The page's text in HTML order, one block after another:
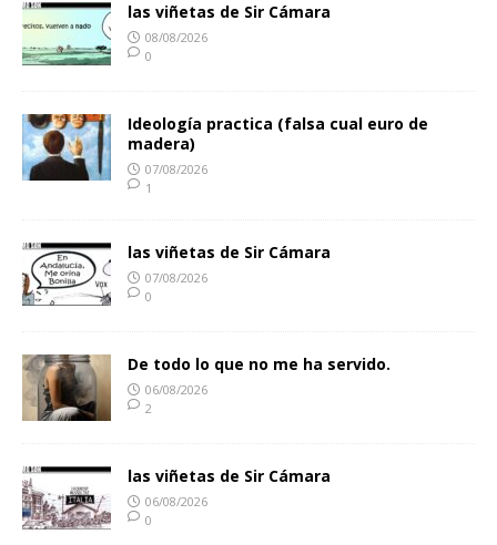
las viñetas de Sir Cámara
08/08/2026
0
Ideología practica (falsa cual euro de
madera)
07/08/2026
1
las viñetas de Sir Cámara
07/08/2026
0
De todo lo que no me ha servido.
06/08/2026
2
las viñetas de Sir Cámara
06/08/2026
0